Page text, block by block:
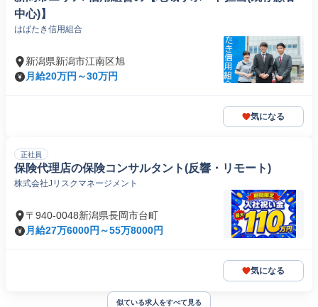
中心)】
はばたき信用組合
新潟県新潟市江南区旭
月給20万円～30万円
気になる
正社員
保険代理店の保険コンサルタント(反響・リモート)
株式会社Jリスクマネージメント
〒940-0048新潟県長岡市台町
月給27万6000円～55万8000円
気になる
似ている求人をすべて見る